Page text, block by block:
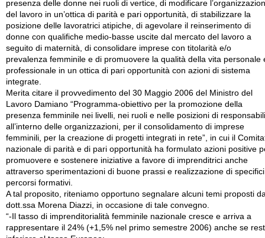
presenza delle donne nei ruoli di vertice, di modificare
del lavoro in un’ottica di parità e pari opportunità, di stabilizzare la
posizione delle lavoratrici atipiche, di agevolare il reinserimento di
donne con qualifiche medio-basse uscite dal mercato del lavoro a
seguito di maternità, di consolidare imprese con titolarità e/o
prevalenza femminile e di promuovere la qualità della vita personale
professionale in un ottica di pari opportunità con azioni di sistema
integrate.
Merita citare il provvedimento del 30 Maggio 2006 del Ministro del
Lavoro Damiano “Programma-obiettivo per la promozione della
presenza femminile nei livelli, nei ruoli e nelle posizioni di
all’interno delle organizzazioni, per il consolidamento di imprese
femminili, per la creazione di progetti integrati in rete”, in cui il
nazionale di parità e di pari opportunità ha formulato azioni positive
promuovere e sostenere iniziative a favore di imprenditrici anche
attraverso sperimentazioni di buone prassi e realizzazione di specifici
percorsi formativi.
A tal proposito, riteniamo opportuno segnalare alcuni temi proposti
dott.ssa Morena Diazzi, in occasione di tale convegno.
“-Il tasso di imprenditorialità femminile nazionale cresce e arriva a
rappresentare il 24% (+1,5% nel primo semestre 2006) anche se